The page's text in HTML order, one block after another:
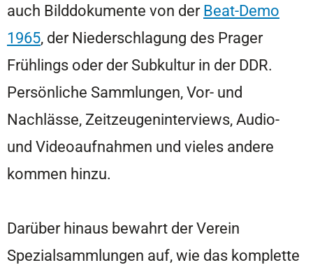
auch Bilddokumente von derBeat-Demo
1965, der Niederschlagung des Prager
Frühlings oder der Subkultur in der DDR.
Persönliche Sammlungen, Vor- und
Nachlässe, Zeitzeugeninterviews, Audio-
und Videoaufnahmen und vieles andere
kommen hinzu.
Darüber hinaus bewahrt der Verein
Spezialsammlungen auf, wie das komplette